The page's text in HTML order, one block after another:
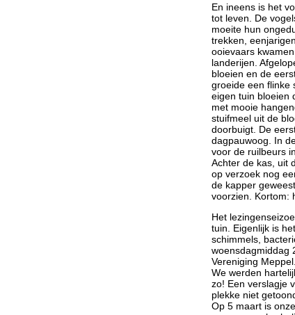
En ineens is het
tot leven. De
moeite hun
trekken,
ooievaars
landerijen.
bloeien en de
groeide een flinke
eigen tuin bloeien
met mooie
stuifmeel uit de
doorbuigt. De
dagpauwoog. In
voor de ruilbeurs
Achter de kas, uit
op verzoek nog
de kapper
voorzien. Kortom:
Het
tuin. Eigenlijk is
schimmels,
woensdagmiddag
Vereniging
We werden
zo! Een verslagje
plekke niet
Op 5 maart is